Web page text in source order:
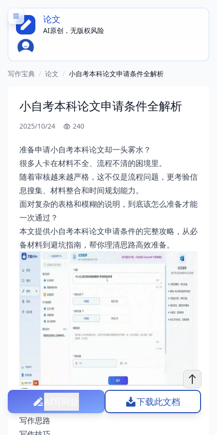
论文
AI原创，无版权风险
写作宝典 / 论文 / 小自考本科论文申请条件全解析
小自考本科论文申请条件全解析
2025/10/24 240
准备申请小自考本科论文却一头雾水？
很多人卡在材料不全、流程不清的困境里。
随着审核越来越严格，这不仅是流程问题，更考验信
息搜集、材料整合和时间规划能力。
面对复杂的表格和模糊的说明，到底该怎么准备才能
一次通过？
本文提供小自考本科论文申请条件的完整攻略，从必
备材料到避坑指南，帮你理清思路高效准备。
小自考本科论文申请条件写作指南
写作思路
下载此文档